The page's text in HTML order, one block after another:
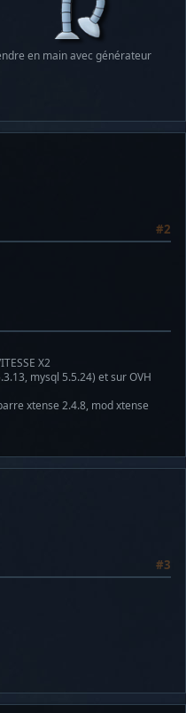
en main avec générateur
#2
X2
mysql 5.5.24) et sur OVH
xtense 2.4.8, mod xtense
#3